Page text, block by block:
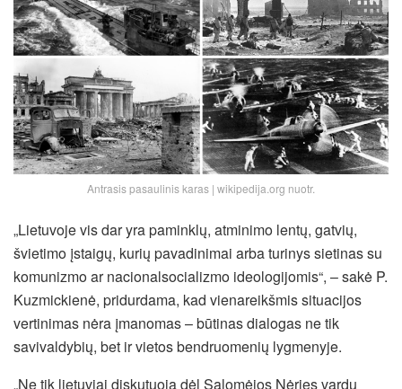
Antrasis pasaulinis karas | wikipedija.org nuotr.
„Lietuvoje vis dar yra paminklų, atminimo lentų, gatvių,
švietimo įstaigų, kurių pavadinimai arba turinys sietinas su
komunizmo ar nacionalsocializmo ideologijomis“, – sakė P.
Kuzmickienė, pridurdama, kad vienareikšmis situacijos
vertinimas nėra įmanomas – būtinas dialogas ne tik
savivaldybių, bet ir vietos bendruomenių lygmenyje.
„Ne tik lietuviai diskutuoja dėl Salomėjos Nėries vardu